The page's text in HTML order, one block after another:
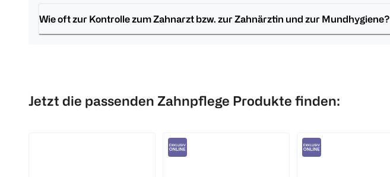
Wie oft zur Kontrolle zum Zahnarzt bzw. zur Zahnärztin und zur Mundhygiene?
Jetzt die passenden Zahnpflege Produkte finden: